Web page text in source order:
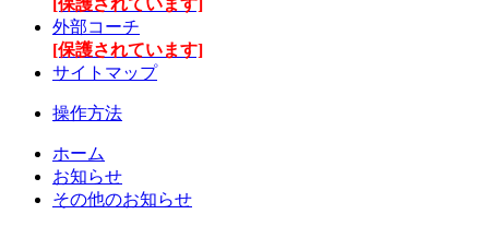
外部コーチ
[保護されています]
サイトマップ
操作方法
ホーム
お知らせ
その他のお知らせ